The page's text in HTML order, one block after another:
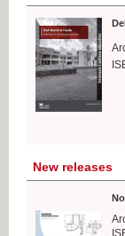
New releases